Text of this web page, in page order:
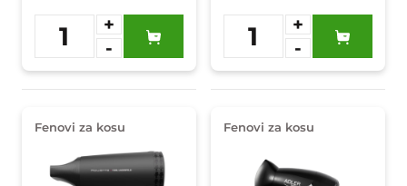
1
+
-
Dodaj u
omiljene
1
+
-
Dodaj u
omiljene
Fenovi za kosu Fenovi za kosu